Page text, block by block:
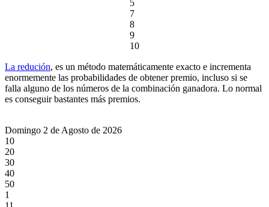
5
7
8
9
10
La redución, es un método matemáticamente exacto e incrementa
enormemente las probabilidades de obtener premio, incluso si se
falla alguno de los números de la combinación ganadora. Lo normal
es conseguir bastantes más premios.
Domingo 2 de Agosto de 2026
10
20
30
40
50
1